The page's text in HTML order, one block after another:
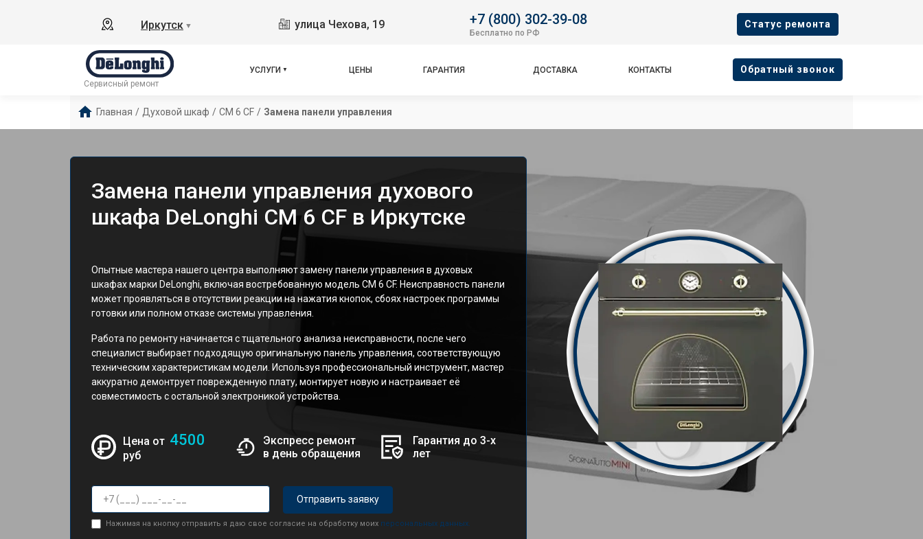
Иркутск ▼ улица Чехова, 19 +7 (800) 302-39-08
Бесплатно по РФ
Cтатус ремонта
Сервисный ремонт
УСЛУГИ ЦЕНЫ ГАРАНТИЯ ДОСТАВКА КОНТАКТЫ Oбратный звонок
Главная / Духовой шкаф / CM 6 CF / Замена панели управления
Замена панели управления духового
шкафа DeLonghi CM 6 CF в Иркутске
Опытные мастера нашего центра выполняют замену панели управления в духовых
шкафах марки DeLonghi, включая востребованную модель CM 6 CF. Неисправность панели
может проявляться в отсутствии реакции на нажатия кнопок, сбоях настроек программы
готовки или полном отказе системы управления.
Работа по ремонту начинается с тщательного анализа неисправности, после чего
специалист выбирает подходящую оригинальную панель управления, соответствующую
техническим характеристикам модели. Используя профессиональный инструмент, мастер
аккуратно демонтрует поврежденную плату, монтирует новую и настраивает её
совместимость с остальной электроникой устройства.
Цена от 4500
руб
Экспресс ремонт
в день обращения
Гарантия до 3-х
лет
Отправить заявку
Нажимая на кнопку отправить я даю свое согласие на обработку моих персональных данных.